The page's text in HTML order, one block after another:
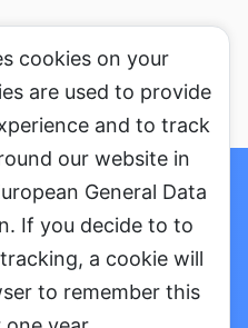
お問い合わせ・ご依頼
cookies on your
are used to provide
and to track
our website in
General Data
If you decide to to
a cookie will
to remember this